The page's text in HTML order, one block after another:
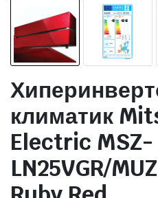
климатик
Electric MSZ-
LN25VGR/